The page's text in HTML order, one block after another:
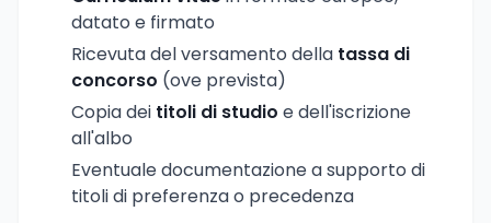
datato e firmato
Ricevuta del versamento della tassa di
concorso (ove prevista)
Copia dei titoli di studio e dell'iscrizione
all'albo
Eventuale documentazione a supporto di
titoli di preferenza o precedenza